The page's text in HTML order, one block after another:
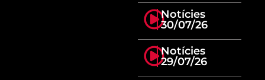
Notícies
30/07/26
Notícies
29/07/26